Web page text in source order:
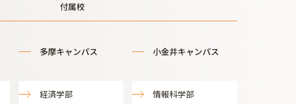
付属校
多摩キャンパス
経済学部
小金井キャンパス
情報科学部